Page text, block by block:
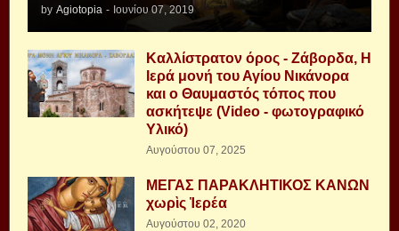
by Agiotopia - Ιουνίου 07, 2019
Καλλίστρατον όρος - Ζάβορδα, Η
Ιερά μονή του Αγίου Νικάνορα
και ο Θαυμαστός τόπος που
ασκήτεψε (Video - φωτογραφικό
Υλικό)
Αυγούστου 07, 2025
ΜΕΓΑΣ ΠΑΡΑΚΛΗΤΙΚΟΣ ΚΑΝΩΝ
χωρὶς Ἱερέα
Αυγούστου 02, 2020